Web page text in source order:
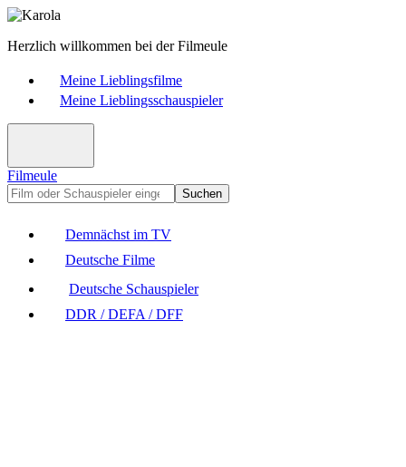
Herzlich willkommen bei der Filmeule
Meine Lieblingsfilme
Meine Lieblingsschauspieler
Filmeule
Suchen
Demnächst im TV
Deutsche Filme
Deutsche Schauspieler
DDR / DEFA / DFF